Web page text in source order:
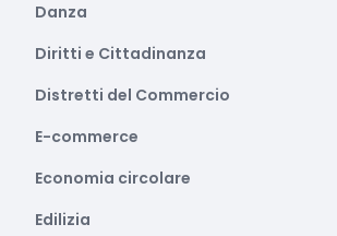
Danza
Diritti e Cittadinanza
Distretti del Commercio
E-commerce
Economia circolare
Edilizia